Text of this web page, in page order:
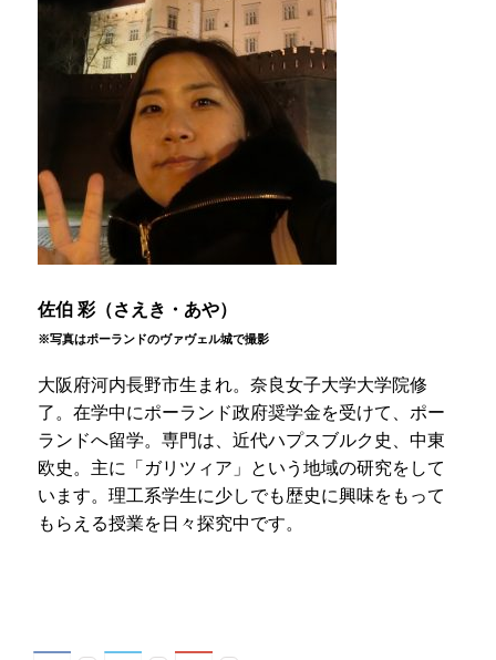
佐伯 彩（さえき・あや）
※写真はポーランドのヴァヴェル城で撮影
大阪府河内長野市生まれ。奈良女子大学大学院修
了。在学中にポーランド政府奨学金を受けて、ポー
ランドへ留学。専門は、近代ハプスブルク史、中東
欧史。主に「ガリツィア」という地域の研究をして
います。理工系学生に少しでも歴史に興味をもって
もらえる授業を日々探究中です。